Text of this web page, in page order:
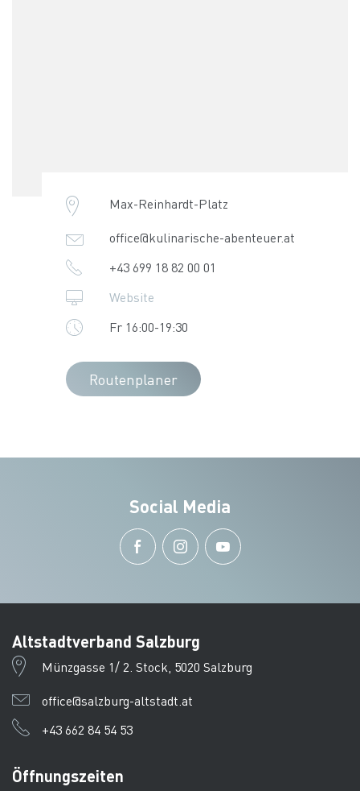
Max-Reinhardt-Platz
office@kulinarische-abenteuer.at
+43 699 18 82 00 01
Website
Fr 16:00-19:30
Routenplaner
Social Media
Altstadtverband Salzburg
Münzgasse 1/ 2. Stock, 5020 Salzburg
office@salzburg-altstadt.at
+43 662 84 54 53
Öffnungszeiten